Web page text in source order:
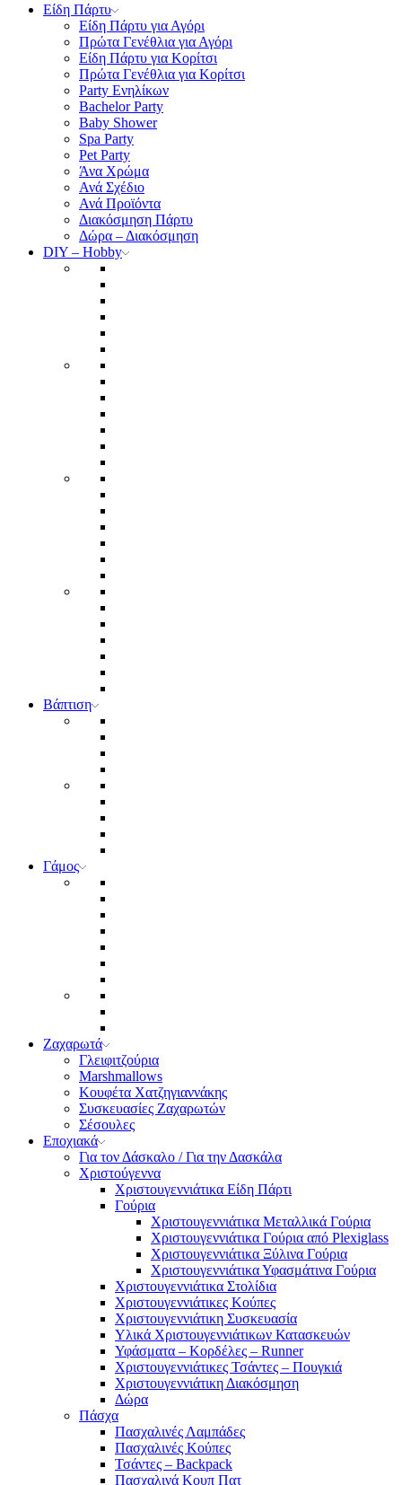
Είδη Πάρτυ
Είδη Πάρτυ για Αγόρι
Πρώτα Γενέθλια για Αγόρι
Είδη Πάρτυ για Κορίτσι
Πρώτα Γενέθλια για Κορίτσι
Party Ενηλίκων
Bachelor Party
Baby Shower
Spa Party
Pet Party
Άνα Χρώμα
Ανά Σχέδιο
Ανά Προϊόντα
Διακόσμηση Πάρτυ
Δώρα – Διακόσμηση
DIY – Hobby
Βάπτιση
Γάμος
Ζαχαρωτά
Γλειφιτζούρια
Marshmallows
Κουφέτα Χατζηγιαννάκης
Συσκευασίες Ζαχαρωτών
Σέσουλες
Εποχιακά
Για τον Δάσκαλο / Για την Δασκάλα
Χριστούγεννα
Χριστουγεννιάτικα Είδη Πάρτι
Γούρια
Χριστουγεννιάτικα Μεταλλικά Γούρια
Χριστουγεννιάτικα Γούρια από Plexiglass
Χριστουγεννιάτικα Ξύλινα Γούρια
Χριστουγεννιάτικα Υφασμάτινα Γούρια
Χριστουγεννιάτικα Στολίδια
Χριστουγεννιάτικες Κούπες
Χριστουγεννιάτικη Συσκευασία
Υλικά Χριστουγεννιάτικων Κατασκευών
Υφάσματα – Κορδέλες – Runner
Χριστουγεννιάτικες Τσάντες – Πουγκιά
Χριστουγεννιάτικη Διακόσμηση
Δώρα
Πάσχα
Πασχαλινές Λαμπάδες
Πασχαλινές Κούπες
Τσάντες – Backpack
Πασχαλινά Κουπ Πατ